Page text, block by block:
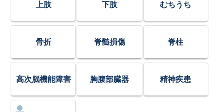
上肢 下肢 むちうち
骨折 脊髄損傷 脊柱
高次脳機能障害 胸腹部臓器 精神疾患